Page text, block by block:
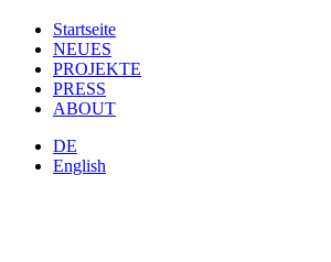
Startseite
NEUES
PROJEKTE
PRESS
ABOUT
DE
English